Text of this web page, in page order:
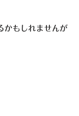
かもしれませんが